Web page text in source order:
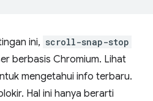
ini, scroll-snap-stop
berbasis Chromium. Lihat
mengetahui info terbaru.
Hal ini hanya berarti